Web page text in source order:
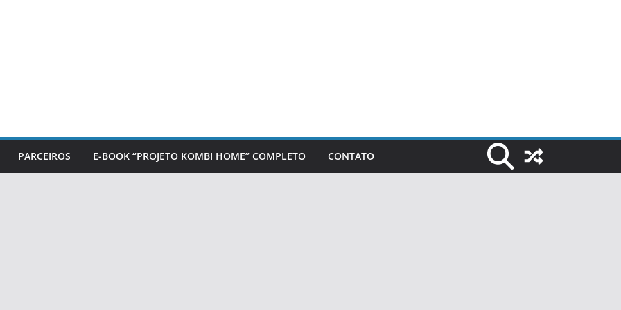
PARCEIROS E-BOOK “PROJETO KOMBI HOME” COMPLETO CONTATO